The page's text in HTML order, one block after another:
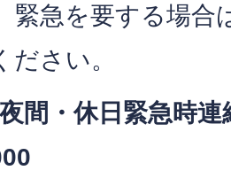
緊急を要する場合
ださい。
夜間・休日緊急時